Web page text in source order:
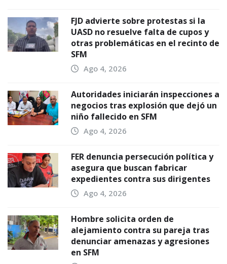
FJD advierte sobre protestas si la
UASD no resuelve falta de cupos y
otras problemáticas en el recinto de
SFM
Ago 4, 2026
Autoridades iniciarán inspecciones a
negocios tras explosión que dejó un
niño fallecido en SFM
Ago 4, 2026
FER denuncia persecución política y
asegura que buscan fabricar
expedientes contra sus dirigentes
Ago 4, 2026
Hombre solicita orden de
alejamiento contra su pareja tras
denunciar amenazas y agresiones
en SFM